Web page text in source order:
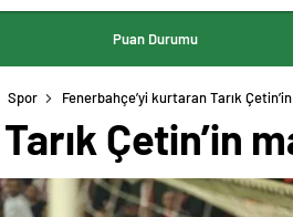
Puan Durumu
Spor Fenerbahçe’yi kurtaran Tarık
Çetin’in